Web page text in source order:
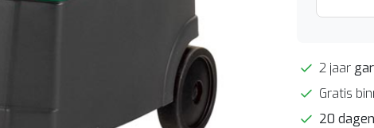
2 jaar
Gratis
20 dagen